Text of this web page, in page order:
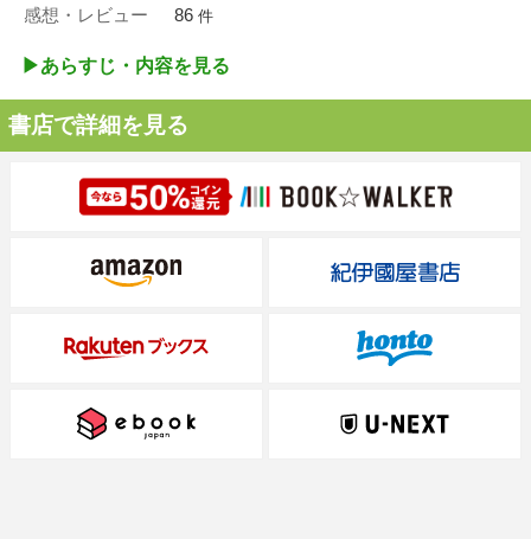
感想・レビュー 86 件
▶︎あらすじ・内容を見る
書店で詳細を見る